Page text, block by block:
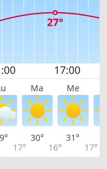
Ma Me
17°
30°
16°
31°
17°